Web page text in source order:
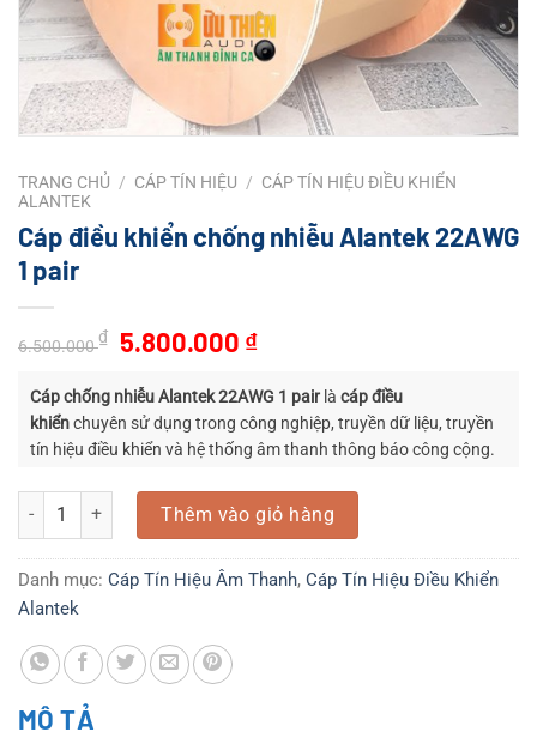
TRANG CHỦ / CÁP TÍN HIỆU / CÁP TÍN HIỆU ĐIỀU KHIỂN
ALANTEK
Cáp điều khiển chống nhiễu Alantek 22AWG
1 pair
6.500.000₫
Giá
là:
6.500.000 ₫.
5.800.000 ₫Giá
tại
là:
5.800.000 ₫.
Cáp chống nhiễu Alantek 22AWG 1 pair là cáp điều
khiểnchuyên sử dụng trong công nghiệp, truyền dữ liệu, truyền
tín hiệu điều khiển và hệ thống âm thanh thông báo công cộng.
Cáp điều khiển chống nhiễu Alantek 22AWG 1 pair số lượng
Thêm vào giỏ hàng
Danh mục: Cáp Tín Hiệu Âm Thanh, Cáp Tín Hiệu Điều Khiển
Alantek
MÔ TẢ